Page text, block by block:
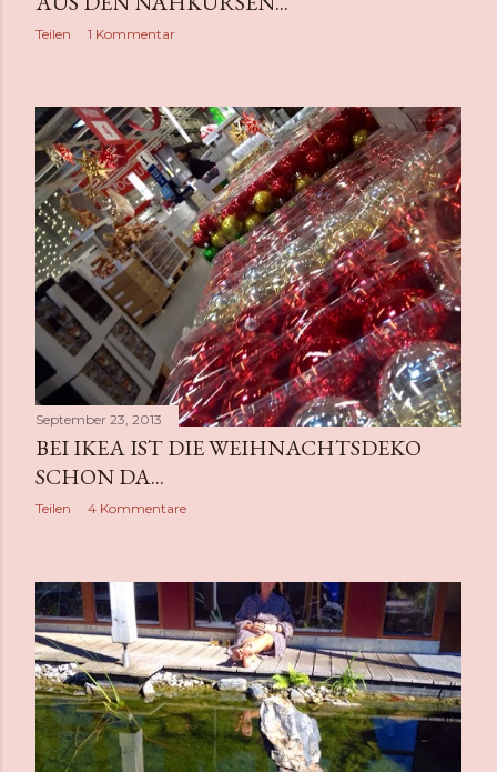
Teilen 1 Kommentar
September 23, 2013
BEI IKEA IST DIE WEIHNACHTSDEKO
SCHON DA...
Teilen 4 Kommentare